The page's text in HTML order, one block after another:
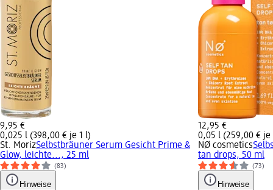
9,95 €
0,025 l (398,00 € je 1 l)
St. MorizSelbstbräuner Serum Gesicht Prime &
Glow, leichte..., 25 ml
(83)
Hinweise
12,95 €
0,05 l (259,00 € je
NØ cosmetics
tan drops, 50 ml
(73)
Hinweise